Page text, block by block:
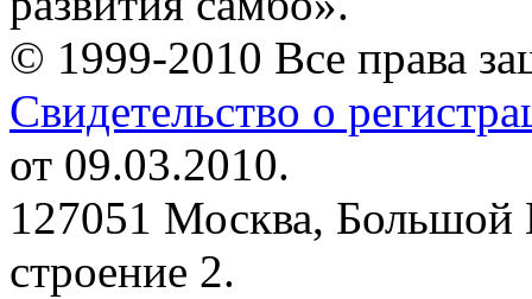
© 1999-2010 Все права
Свидетельство о
от 09.03.2010.
127051 Москва, Большой
строение 2.